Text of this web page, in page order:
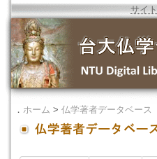
サイ
． ホーム > 仏学著者データベース